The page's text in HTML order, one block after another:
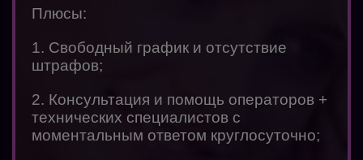
Плюсы:
1. Свободный график и отсутствие
штрафов;
2. Консультация и помощь операторов +
технических специалистов с
моментальным ответом круглосуточно;